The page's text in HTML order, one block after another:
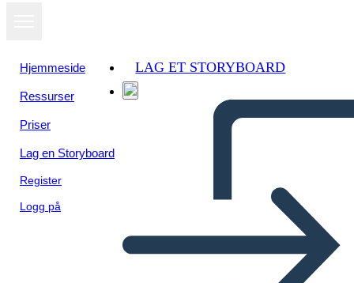
Hjemmeside
Ressurser
Priser
Lag en Storyboard
Register
Logg på
LAG ET STORYBOARD
Vis som
lysbildefremvisning